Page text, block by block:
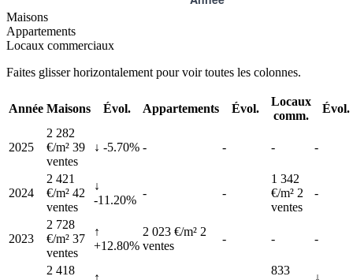
Maisons
Appartements
Locaux commerciaux
Faites glisser horizontalement pour voir toutes les colonnes.
Année Maisons Évol. Appartements Évol.
Locaux
comm.
Évol.
2025
2 282
€/m² 39
ventes
↓ -5.70% - - - -
2024
2 421
€/m² 42
ventes
↓
-11.20%
- -
1 342
€/m² 2
ventes
-
2023
2 728
€/m² 37
ventes
↑
+12.80%
2 023 €/m² 2
ventes
- - -
2 418
↑
833
↓